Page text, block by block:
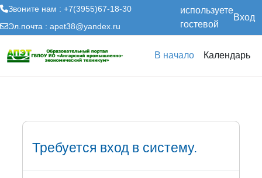
Звоните нам : +7(3955)67-18-30
Эл.почта : apet38@yandex.ru
используете
гостевой
доступ
Вход
В начало Календарь
Требуется вход в систему.